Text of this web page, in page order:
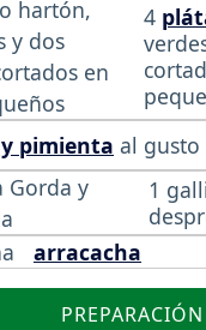
4
pimienta al gusto
1
arracacha
PREPARACIÓN